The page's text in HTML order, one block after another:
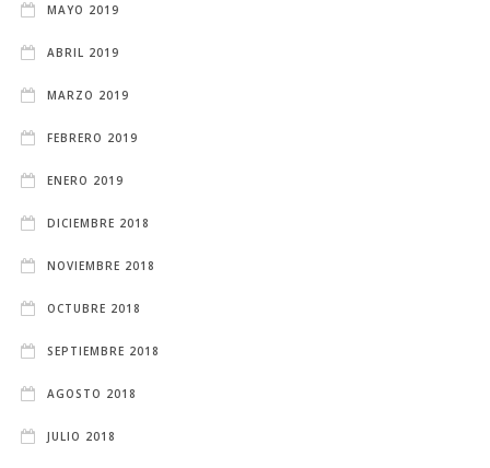
MAYO 2019
ABRIL 2019
MARZO 2019
FEBRERO 2019
ENERO 2019
DICIEMBRE 2018
NOVIEMBRE 2018
OCTUBRE 2018
SEPTIEMBRE 2018
AGOSTO 2018
JULIO 2018